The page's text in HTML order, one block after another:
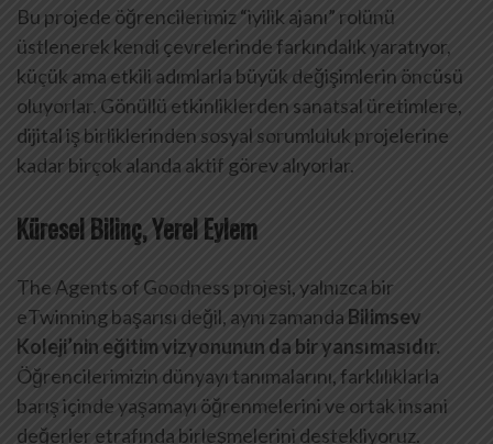
Bu projede öğrencilerimiz “iyilik ajanı” rolünü
üstlenerek kendi çevrelerinde farkındalık yaratıyor,
küçük ama etkili adımlarla büyük değişimlerin öncüsü
oluyorlar. Gönüllü etkinliklerden sanatsal üretimlere,
dijital iş birliklerinden sosyal sorumluluk projelerine
kadar birçok alanda aktif görev alıyorlar.
Küresel Bilinç, Yerel Eylem
The Agents of Goodness projesi, yalnızca bir
eTwinning başarısı değil, aynı zamanda Bilimsev
Koleji’nin eğitim vizyonunun da bir yansımasıdır.
Öğrencilerimizin dünyayı tanımalarını, farklılıklarla
barış içinde yaşamayı öğrenmelerini ve ortak insani
değerler etrafında birleşmelerini destekliyoruz.